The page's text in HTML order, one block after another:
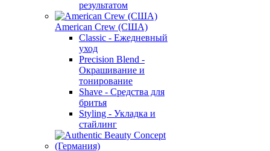
результатом
American Crew (США)
Classic - Ежедневный
уход
Precision Blend -
Окрашивание и
тонирование
Shave - Средства для
бритья
Styling - Укладка и
стайлинг